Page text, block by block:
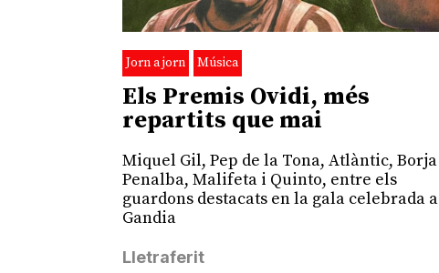
Jorn a jorn Música
Els Premis Ovidi, més
repartits que mai
Miquel Gil, Pep de la Tona, Atlàntic, Borja
Penalba, Malifeta i Quinto, entre els
guardons destacats en la gala celebrada a
Gandia
Lletraferit